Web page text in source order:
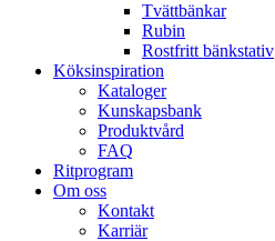
Tvättbänkar
Rubin
Rostfritt bänkstativ
Köksinspiration
Kataloger
Kunskapsbank
Produktvård
FAQ
Ritprogram
Om oss
Kontakt
Karriär